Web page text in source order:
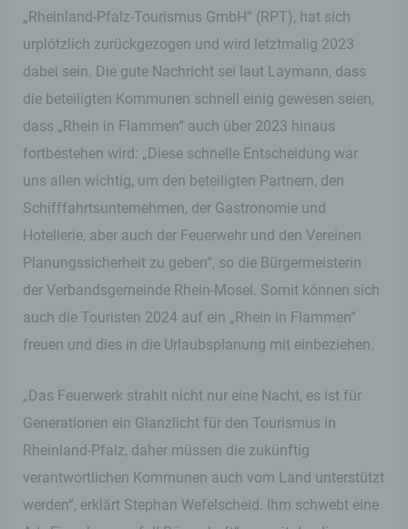
„Rheinland-Pfalz-Tourismus GmbH“ (RPT), hat sich
urplötzlich zurückgezogen und wird letztmalig 2023
dabei sein. Die gute Nachricht sei laut Laymann, dass
die beteiligten Kommunen schnell einig gewesen seien,
dass „Rhein in Flammen“ auch über 2023 hinaus
fortbestehen wird: „Diese schnelle Entscheidung war
uns allen wichtig, um den beteiligten Partnern, den
Schifffahrtsunternehmen, der Gastronomie und
Hotellerie, aber auch der Feuerwehr und den Vereinen
Planungssicherheit zu geben“, so die Bürgermeisterin
der Verbandsgemeinde Rhein-Mosel. Somit können sich
auch die Touristen 2024 auf ein „Rhein in Flammen“
freuen und dies in die Urlaubsplanung mit einbeziehen.
„Das Feuerwerk strahlt nicht nur eine Nacht, es ist für
Generationen ein Glanzlicht für den Tourismus in
Rheinland-Pfalz, daher müssen die zukünftig
verantwortlichen Kommunen auch vom Land unterstützt
werden“, erklärt Stephan Wefelscheid. Ihm schwebt eine